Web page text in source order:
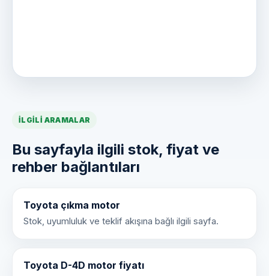
İLGILI ARAMALAR
Bu sayfayla ilgili stok, fiyat ve
rehber bağlantıları
Toyota çıkma motor
Stok, uyumluluk ve teklif akışına bağlı ilgili sayfa.
Toyota D-4D motor fiyatı